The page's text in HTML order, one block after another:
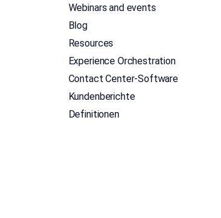
Webinars and events
Blog
Resources
Experience Orchestration
Contact Center-Software
Kundenberichte
Definitionen